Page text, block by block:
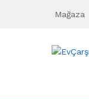
Mağaza
Ürün